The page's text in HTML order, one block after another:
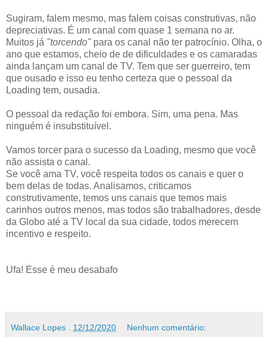
Sugiram, falem mesmo, mas falem coisas construtivas, não
depreciativas. É um canal com quase 1 semana no ar.
Muitos já "torcendo" para os canal não ter patrocínio. Olha, o
ano que estamos, cheio de de dificuldades e os camaradas
ainda lançam um canal de TV. Tem que ser guerreiro, tem
que ousado e isso eu tenho certeza que o pessoal da
Loading tem, ousadia.
O pessoal da redação foi embora. Sim, uma pena. Mas
ninguém é insubstituível.
Vamos torcer para o sucesso da Loading, mesmo que você
não assista o canal.
Se você ama TV, você respeita todos os canais e quer o
bem delas de todas. Analisamos, criticamos
construtivamente, temos uns canais que temos mais
carinhos outros menos, mas todos são trabalhadores, desde
da Globo até a TV local da sua cidade, todos merecem
incentivo e respeito.
Ufa! Esse é meu desabafo
Wallace Lopes 12/12/2020 Nenhum comentário: